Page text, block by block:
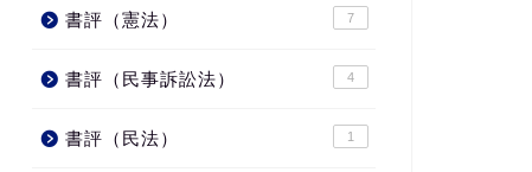
書評（憲法） 7
書評（民事訴訟法） 4
書評（民法） 1